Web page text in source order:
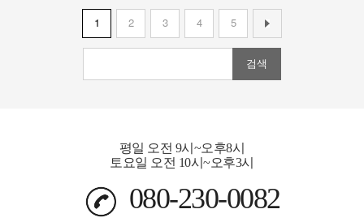
1 2 3 4 5
검색
평일 오전 9시~오후8시
토요일 오전 10시~오후3시
080-230-0082